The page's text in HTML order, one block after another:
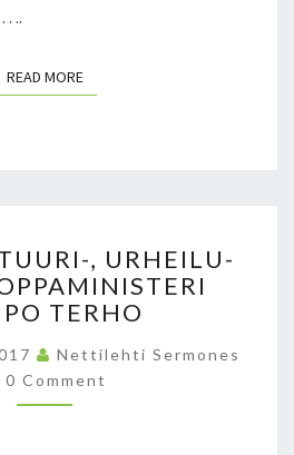
E
N
V
A
T
U
U
L
READ MOREREAD MORE
U
S
I
U
L
T
, URHEILU-
TERHO
Nettilehti Sermones
C
O
0 Comment